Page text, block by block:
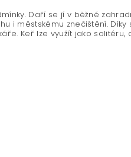
Daří se jí v běžné
i městskému znečištění.
Keř lze využít jako